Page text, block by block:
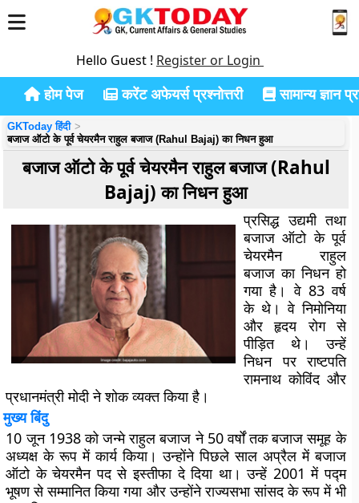
Hello Guest ! Register or Login
होम पेज करेंट अफेयर्स प्रश्नोत्तरी सामान्य ज्ञान
GKToday हिंदी
बजाज ऑटो के पूर्व चेयरमैन राहुल बजाज (Rahul Bajaj) का निधन हुआ
बजाज ऑटो के पूर्व चेयरमैन राहुल बजाज (Rahul
Bajaj) का निधन हुआ
प्रसिद्ध उद्यमी तथा
बजाज ऑटो के पूर्व
चेयरमैन राहुल
बजाज का निधन हो
गया है। वे 83 वर्ष
के थे। वे निमोनिया
और हृदय रोग से
पीड़ित थे। उन्हें
निधन पर राष्टपति
रामनाथ कोविंद और
प्रधानमंत्री मोदी ने शोक व्यक्त किया है।
मुख्य बिंदु
10 जून 1938 को जन्मे राहुल बजाज ने 50 वर्षों तक बजाज समूह के
अध्यक्ष के रूप में कार्य किया। उन्होंने पिछले साल अप्रैल में बजाज
ऑटो के चेयरमैन पद से इस्तीफा दे दिया था। उन्हें 2001 में पद्म
भूषण से सम्मानित किया गया और उन्होंने राज्यसभा सांसद के रूप में भी